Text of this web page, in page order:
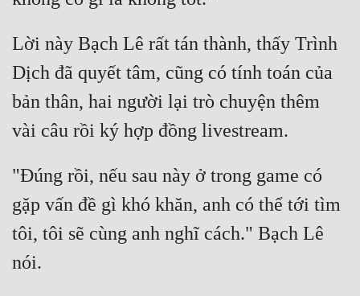
Lời này Bạch Lê rất tán thành, thấy Trình
Dịch đã quyết tâm, cũng có tính toán của
bản thân, hai người lại trò chuyện thêm
"Đúng rồi, nếu sau này ở trong game có
gặp vấn đề gì khó khăn, anh có thể tới tìm
tôi, tôi sẽ cùng anh nghĩ cách." Bạch Lê